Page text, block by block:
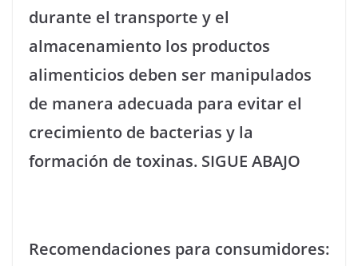
durante el transporte y el
almacenamiento los productos
alimenticios deben ser manipulados
de manera adecuada para evitar el
crecimiento de bacterias y la
formación de toxinas. SIGUE ABAJO
Recomendaciones para consumidores: